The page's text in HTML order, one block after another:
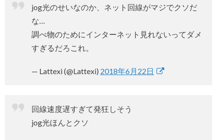
jog光のせいなのか、ネット回線がマジでクソだ
な…
調べ物のためにインターネット見れないってダメ
すぎるだろこれ。
— Lattexi (@Lattexi) 2018年6月22日
回線速度遅すぎて発狂しそう
jog光ほんとクソ